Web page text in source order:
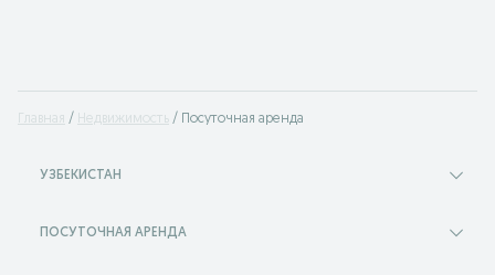
Главная Недвижимость Посуточная аренда
УЗБЕКИСТАН
ПОСУТОЧНАЯ АРЕНДА